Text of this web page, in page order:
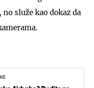
služe kao dokaz da